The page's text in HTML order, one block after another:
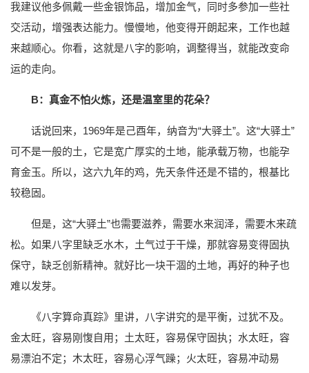
我建议他多佩戴一些金银饰品，增加金气，同时多参加一些社
交活动，增强表达能力。慢慢地，他变得开朗起来，工作也越
来越顺心。你看，这就是八字的影响，调整得当，就能改变命
运的走向。
B：真金不怕火炼，还是温室里的花朵？
话说回来，1969年是己酉年，纳音为“大驿土”。这“大驿土”
可不是一般的土，它是宽广厚实的土地，能承载万物，也能孕
育金玉。所以，这六九年的鸡，先天条件还是不错的，根基比
较稳固。
但是，这“大驿土”也需要滋养，需要水来润泽，需要木来疏
松。如果八字里缺乏水木，土气过于干燥，那就容易变得固执
保守，缺乏创新精神。就好比一块干涸的土地，再好的种子也
难以发芽。
《八字算命真踪》里讲，八字讲究的是平衡，过犹不及。
金太旺，容易刚愎自用；土太旺，容易保守固执；水太旺，容
易漂泊不定；木太旺，容易心浮气躁；火太旺，容易冲动易